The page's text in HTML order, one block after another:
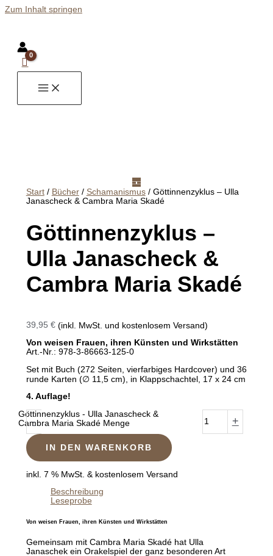
Zum Inhalt springen
Start/ Bücher/ Schamanismus/ Göttinnenzyklus – Ulla
Janascheck & Cambra Maria Skadé
Göttinnenzyklus –
Ulla Janascheck &
Cambra Maria Skadé
39,95 € (inkl. MwSt. und kostenlosem Versand)
Von weisen Frauen, ihren Künsten und Wirkstätten
Art.-Nr.: 978-3-86663-125-0
Set mit Buch (272 Seiten, vierfarbiges Hardcover) und 36
runde Karten (∅ 11,5 cm), in Klappschachtel, 17 x 24 cm
4. Auflage!
-
Göttinnenzyklus - Ulla Janascheck &
Cambra Maria Skadé Menge
+
IN DEN WARENKORB
inkl. 7 % MwSt. & kostenlosem Versand
Beschreibung
Leseprobe
Von weisen Frauen, ihren Künsten und Wirkstätten
Gemeinsam mit Cambra Maria Skadé hat Ulla
Janaschek ein Orakelspiel der ganz besonderen Art